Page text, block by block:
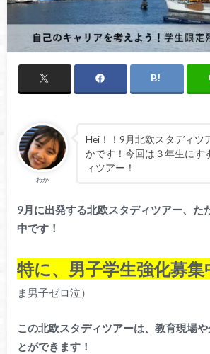
わか
Hei！！9月北欧スタディツ
かです！今回は３年生にす
ィツアー！
9月に出発する北欧スタディツアー、た
中です！
特に、男子学生強化募集
ま男子ゼロ泣）
この北欧スタディツアーは、教育現場
とができます！